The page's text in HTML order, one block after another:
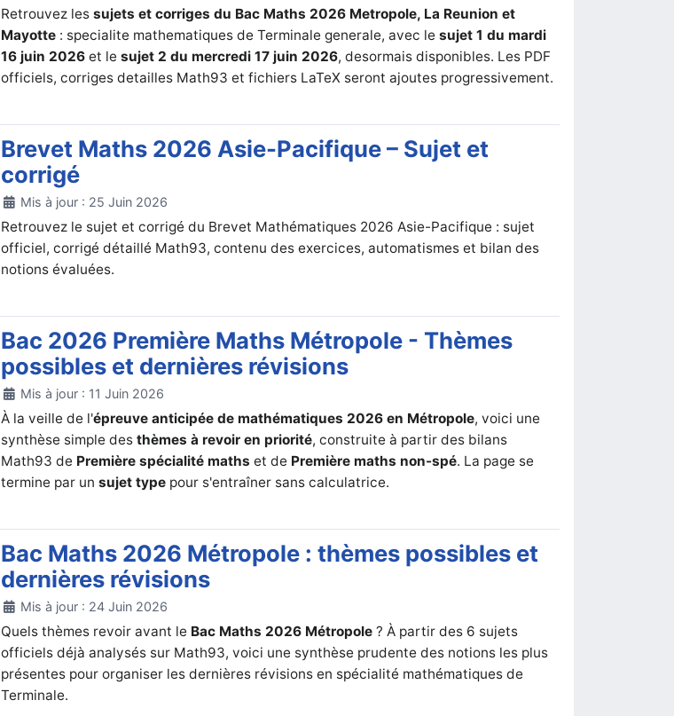
Retrouvez lessujets et corriges du Bac Maths 2026 Metropole, La Reunion et
Mayotte : specialite mathematiques de Terminale generale, avec lesujet 1 du mardi
16 juin 2026 et lesujet 2 du mercredi 17 juin 2026, desormais disponibles. Les PDF
officiels, corriges detailles Math93 et fichiers LaTeX seront ajoutes progressivement.
Brevet Maths 2026 Asie-Pacifique – Sujet et
corrigé
DétailsMis à jour : 25 Juin 2026
Retrouvez le sujet et corrigé du Brevet Mathématiques 2026 Asie-Pacifique : sujet
officiel, corrigé détaillé Math93, contenu des exercices, automatismes et bilan des
notions évaluées.
Bac 2026 Première Maths Métropole - Thèmes
possibles et dernières révisions
DétailsMis à jour : 11 Juin 2026
À la veille de l'épreuve anticipée de mathématiques 2026 en Métropole, voici une
synthèse simple desthèmes à revoir en priorité, construite à partir des bilans
Math93 de Première spécialité maths et de Première maths non-spé. La page se
termine par unsujet type pour s'entraîner sans calculatrice.
Bac Maths 2026 Métropole : thèmes possibles et
dernières révisions
DétailsMis à jour : 24 Juin 2026
Quels thèmes revoir avant le Bac Maths 2026 Métropole ? À partir des 6 sujets
officiels déjà analysés sur Math93, voici une synthèse prudente des notions les plus
présentes pour organiser les dernières révisions en spécialité mathématiques de
Terminale.